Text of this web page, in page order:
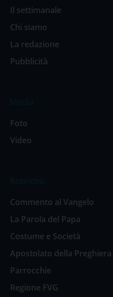
Il settimanale
Chi siamo
La redazione
Pubblicità
Foto
Video
Commento al Vangelo
La Parola del Papa
Costume e Società
Apostolato della Preghiera
Parrocchie
Regione FVG